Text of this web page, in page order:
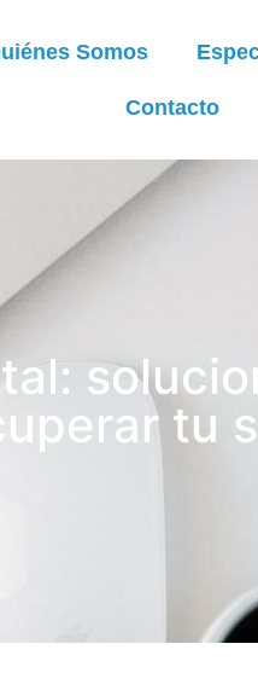
Somos
Contacto
tu